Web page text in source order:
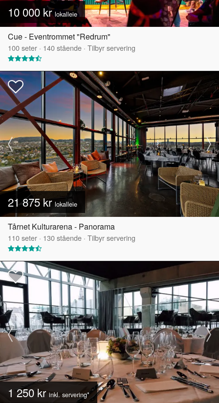
10 000 krlokalleie
Cue - Eventrommet "Redrum"
100seter · 140stående · Tilbyr servering
21 875 krlokalleie
Tårnet Kulturarena - Panorama
110seter · 130stående · Tilbyr servering
1 250 kr inkl. servering*